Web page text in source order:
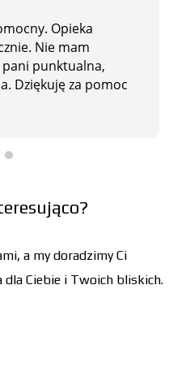
Opieka
Nie mam
pani punktualna,
Dziękuję za pomoc
a my doradzimy Ci
Ciebie i Twoich bliskich.